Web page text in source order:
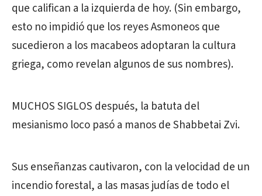
que califican a la izquierda de hoy. (Sin embargo,
esto no impidió que los reyes Asmoneos que
sucedieron a los macabeos adoptaran la cultura
griega, como revelan algunos de sus nombres).
MUCHOS SIGLOS después, la batuta del
mesianismo loco pasó a manos de Shabbetai Zvi.
Sus enseñanzas cautivaron, con la velocidad de un
incendio forestal, a las masas judías de todo el